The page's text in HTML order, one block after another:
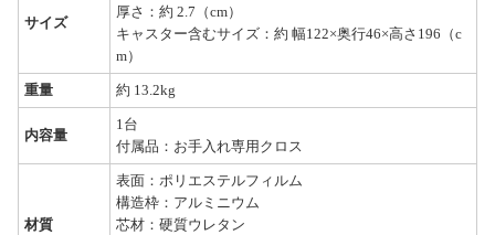
サイズ
厚さ：約 2.7（cm）
キャスター含むサイズ：約 幅122×奥行46×高さ196（c
m）
重量 約 13.2kg
内容量
1台
付属品：お手入れ専用クロス
材質
表面：ポリエステルフィルム
構造枠：アルミニウム
芯材：硬質ウレタン